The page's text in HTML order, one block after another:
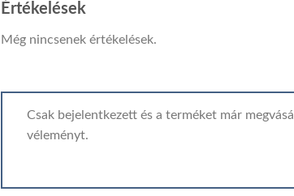
Értékelések
Még nincsenek értékelések.
Csak bejelentkezett és a terméket már
véleményt.